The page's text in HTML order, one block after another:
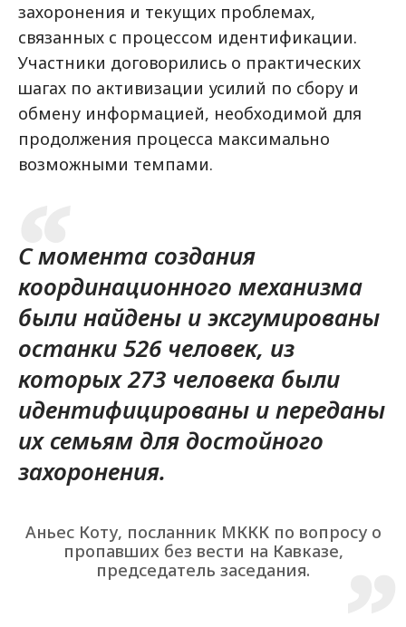
захоронения и текущих проблемах,
связанных с процессом идентификации.
Участники договорились о практических
шагах по активизации усилий по сбору и
обмену информацией, необходимой для
продолжения процесса максимально
возможными темпами.
С момента создания
координационного механизма
были найдены и эксгумированы
останки 526 человек, из
которых 273 человека были
идентифицированы и переданы
их семьям для достойного
захоронения.
Аньес Коту, посланник МККК по вопросу о
пропавших без вести на Кавказе,
председатель заседания.